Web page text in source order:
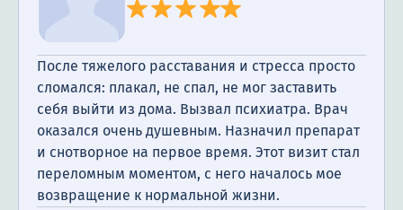
После тяжелого расставания и стресса просто
сломался: плакал, не спал, не мог заставить
себя выйти из дома. Вызвал психиатра. Врач
оказался очень душевным. Назначил препарат
и снотворное на первое время. Этот визит стал
переломным моментом, с него началось мое
возвращение к нормальной жизни.